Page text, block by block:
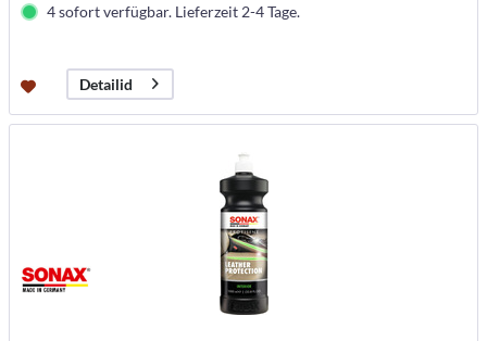
4 sofort verfügbar. Lieferzeit 2-4 Tage.
Detailid